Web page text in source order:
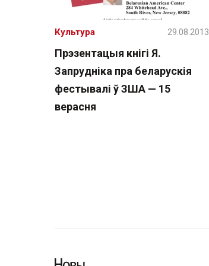
Прэзентацыя кнігі Я.
Запрудніка пра беларускія
фестывалі ў ЗША — 15
верасня
Культура 29.08.2013